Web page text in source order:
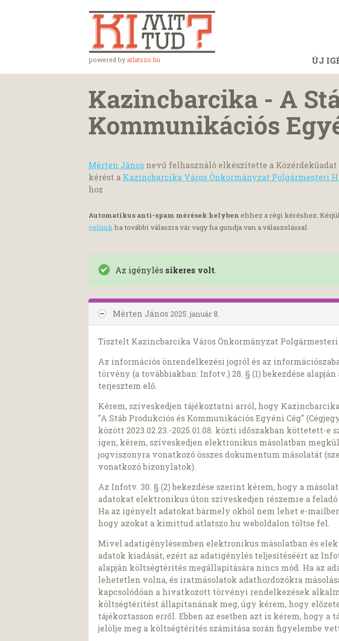
powered byatlatszo.hu ÚJ
Kazincbarcika - A
Kommunikációs
Mérten János nevű felhasználó elkészítette a Közérdekűadat
kérést a Kazincbarcika Város Önkormányzat Polgármesteri
hoz
Automatikus anti-spam mérések helyben ehhez a régi kéréshez.
velünkha további válaszra vár vagy ha gondja van a válaszolással.
Az igénylés sikeres volt.
Mérten János 2025. január 8.
Tisztelt Kazincbarcika Város Önkormányzat
Az információs önrendelkezési jogról és az
törvény (a továbbiakban: Infotv.) 28. § (1) bekezdése
terjesztem elő.
Kérem, szíveskedjen tájékoztatni arról, hogy
"A Stáb Produkciós és Kommunikációs Egyéni Cég"
között 2023.02.23.-2025.01.08. közti időszakban köttetett-e
igen, kérem, szíveskedjen elektronikus másolatban
jogviszonyra vonatkozó összes dokumentum másolatát
vonatkozó bizonylatok).
Az Infotv. 30. § (2) bekezdése szerint kérem, hogy a
adatokat elektronikus úton szíveskedjen részemre a
Ha az igényelt adatokat bármely okból nem lehet e-
hogy azokat a kimittud.atlatszo.hu weboldalon töltse fel.
Mivel adatigénylésemben elektronikus másolatban és
adatok kiadását, ezért az adatigénylés teljesítéséért az
alapján költségtérítés megállapítására nincs mód. Ha az
lehetetlen volna, és iratmásolatok adathordozókra
kapcsolódóan a hivatkozott törvényi rendelkezések
költségtérítést állapítanának meg, úgy kérem, hogy
tájékoztasson erről. Ebben az esetben azt is kérem, hogy a
jelölje meg a költségtérítés számítása során figyelembe